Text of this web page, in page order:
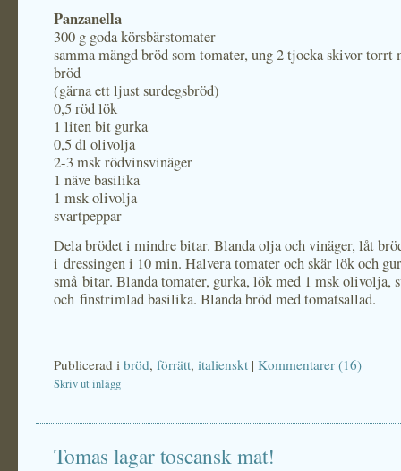
Panzanella
300 g goda körsbärstomater
samma mängd bröd som tomater, ung 2 tjocka skivor torrt
bröd
(gärna ett ljust surdegsbröd)
0,5 röd lök
1 liten bit gurka
0,5 dl olivolja
2-3 msk rödvinsvinäger
1 näve basilika
1 msk olivolja
svartpeppar
Dela brödet i mindre bitar. Blanda olja och vinäger, låt
i dressingen i 10 min. Halvera tomater och skär lök och
små bitar. Blanda tomater, gurka, lök med 1 msk olivolja,
och finstrimlad basilika. Blanda bröd med tomatsallad.
Publicerad i bröd, förrätt, italienskt | Kommentarer (16)
Skriv ut inlägg
Tomas lagar toscansk mat!